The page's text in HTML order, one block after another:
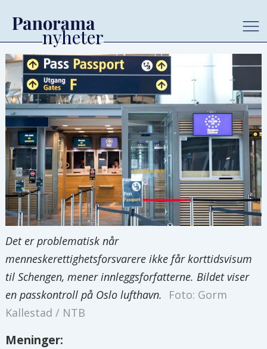
Det er problematisk når
menneskerettighetsforsvarere ikke får korttidsvisum
til Schengen, mener innleggsforfatterne. Bildet viser
en passkontroll på Oslo lufthavn.
Foto: Gorm
Kallestad / NTB
Meninger: